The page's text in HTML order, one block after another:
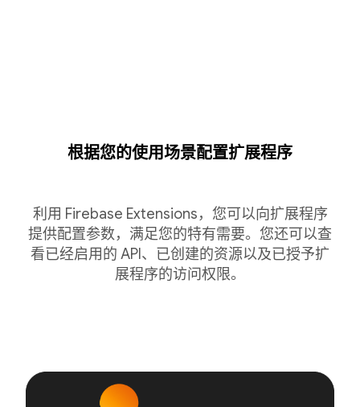
根据您的使用场景配置扩展程序
利用 Firebase Extensions，您可以向扩展程序
提供配置参数，满足您的特有需要。您还可以查
看已经启用的 API、已创建的资源以及已授予扩
展程序的访问权限。